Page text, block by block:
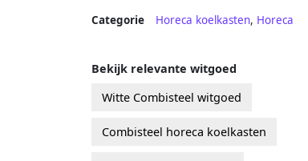
Categorie Horeca koelkasten, Horeca
Bekijk relevante witgoed
Witte Combisteel witgoed
Combisteel horeca koelkasten